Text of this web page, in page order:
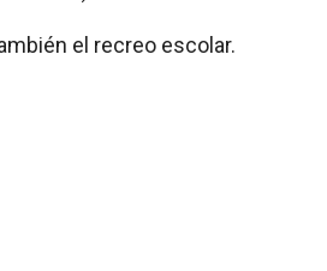
el recreo escolar.